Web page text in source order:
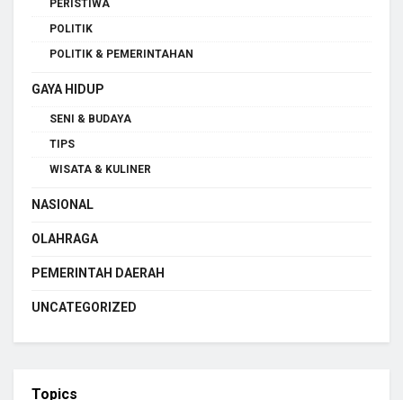
PERISTIWA
POLITIK
POLITIK & PEMERINTAHAN
GAYA HIDUP
SENI & BUDAYA
TIPS
WISATA & KULINER
NASIONAL
OLAHRAGA
PEMERINTAH DAERAH
UNCATEGORIZED
Topics